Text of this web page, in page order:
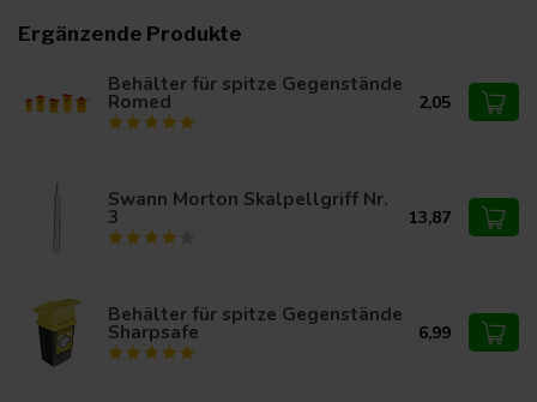
Ergänzende Produkte
Behälter für spitze Gegenstände
Romed 2,05
Swann Morton Skalpellgriff Nr.
3 13,87
Behälter für spitze Gegenstände
Sharpsafe 6,99